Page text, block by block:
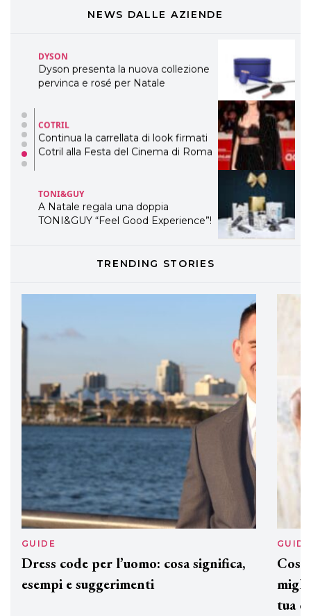
NEWS DALLE AZIENDE
pervinca e rosé per Natale
COTRIL
Continua la carrellata di look firmati
Cotril alla Festa del Cinema di Roma
TONI&GUY
A Natale regala una doppia
TONI&GUY “Feel Good Experience”!
LABEL.M lancia la sua innovativa ed
eco-sostenibile linea di prodotti
professionali
Davines presenta cofanetti beauty
ogni capello
TRENDING STORIES
GUIDE
Dress code per l’uomo: cosa significa,
esempi e suggerimenti
GUIDE
tua